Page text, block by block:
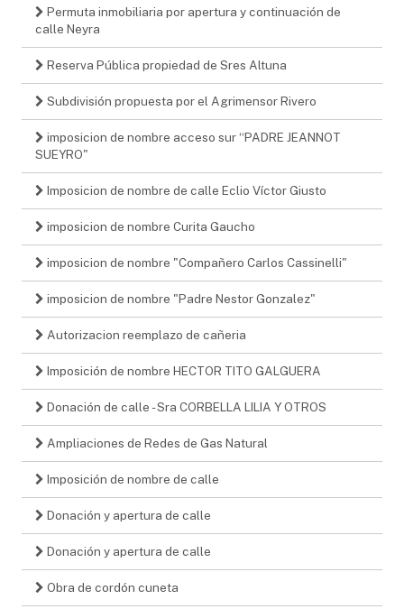
Permuta inmobiliaria por apertura y continuación de
calle Neyra
Reserva Pública propiedad de Sres Altuna
Subdivisión propuesta por el Agrimensor Rivero
imposicion de nombre acceso sur “PADRE JEANNOT
SUEYRO"
Imposicion de nombre de calle Eclio Víctor Giusto
imposicion de nombre Curita Gaucho
imposicion de nombre "Compañero Carlos Cassinelli"
imposicion de nombre "Padre Nestor Gonzalez"
Autorizacion reemplazo de cañeria
Imposición de nombre HECTOR TITO GALGUERA
Donación de calle - Sra CORBELLA LILIA Y OTROS
Ampliaciones de Redes de Gas Natural
Imposición de nombre de calle
Donación y apertura de calle
Donación y apertura de calle
Obra de cordón cuneta